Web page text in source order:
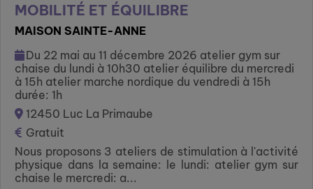
MOBILITÉ ET ÉQUILIBRE
MAISON SAINTE-ANNE
Du 22 mai au 11 décembre 2026 atelier gym sur
chaise du lundi à 10h30 atelier équilibre du mercredi
à 15h atelier marche nordique du vendredi à 15h
durée: 1h
12450 Luc La Primaube
Gratuit
Nous proposons 3 ateliers de stimulation à l'activité
physique dans la semaine: le lundi: atelier gym sur
chaise le mercredi: a...